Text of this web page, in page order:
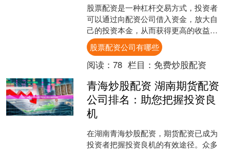
股票配资是一种杠杆交易方式，投资者
可以通过向配资公司借入资金，放大自
己的投资本金，从而获得更高的收益。
使用宜昌股票配资，您可以放大投资资
金，抓住市场机会，提升....
股票配资公司有哪些
阅读： 78 栏目： 免费炒股配资
青海炒股配资 湖南期货配资
公司排名：助您把握投资良
机
在湖南青海炒股配资，期货配资已成为
投资者把握投资良机的有效途径。众多